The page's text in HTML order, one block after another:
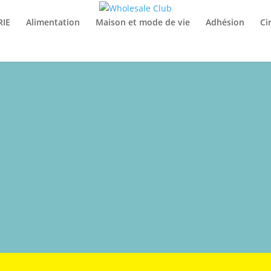
Alimentation Maison et mode de vie Adhésion
0